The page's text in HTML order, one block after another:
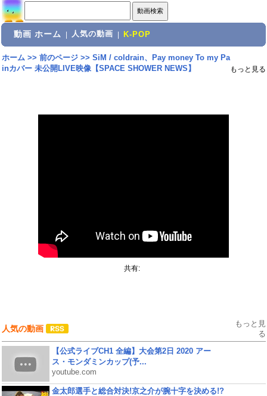
動画 ホーム 人気の動画 K-POP
ホーム>> 前のページ>> SiM / coldrain、Pay money To my Pa
inカバー 未公開LIVE映像【SPACE SHOWER NEWS】
もっと見る
共有:
人気の動画
もっと見
る
【公式ライブCH1 全編】大会第2日 2020 アー
ス・モンダミンカップ(予...
youtube.com
金太郎選手と総合対決!京之介が腕十字を決める!?